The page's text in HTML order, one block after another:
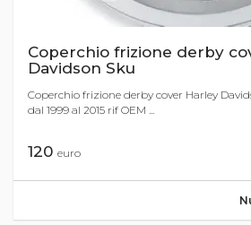
Coperchio frizione derby
Davidson Sku
Coperchio frizione derby cover Harley
dal 1999 al 2015 rif OEM ...
120 euro